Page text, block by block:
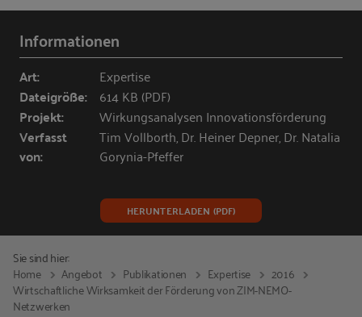
Informationen
Art: Expertise
Dateigröße: 614 KB (PDF)
Projekt: Wirkungsanalysen Innovationsförderung
Verfasst
von:
Tim Vollborth, Dr. Heiner Depner, Dr. Natalia
Gorynia-Pfeffer
HERUNTERLADEN (PDF)
Sie sind hier:
Home
Angebot Publikationen Expertise
2016
Wirtschaftliche Wirksamkeit der Förderung von ZIM-NEMO-
Netzwerken